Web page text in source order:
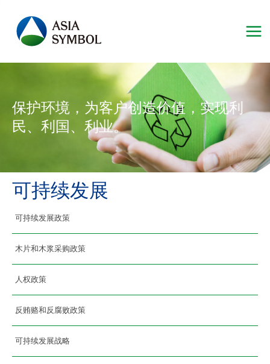
保护环境，为客户创造价值，实现利
民、利国、利业。
可持续发展
可持续发展政策
木片和木浆采购政策
人权政策
反贿赂和反腐败政策
可持续发展战略